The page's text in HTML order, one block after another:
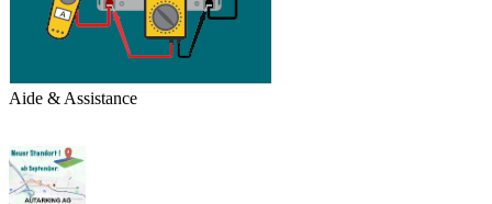
Aide & Assistance